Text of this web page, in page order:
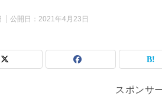
公開日： 2021年4月23日
スポンサ